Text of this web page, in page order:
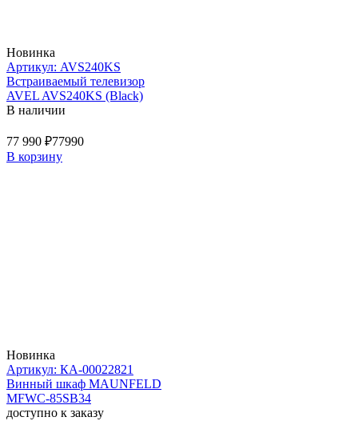
Новинка
Артикул: AVS240KS
Встраиваемый телевизор
AVEL AVS240KS (Black)
В наличии
77 990 ₽77990
В корзину
Новинка
Артикул: КА-00022821
Винный шкаф MAUNFELD
MFWC-85SB34
доступно к заказу